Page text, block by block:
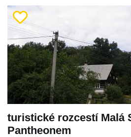
turistické rozcestí Malá
Pantheonem